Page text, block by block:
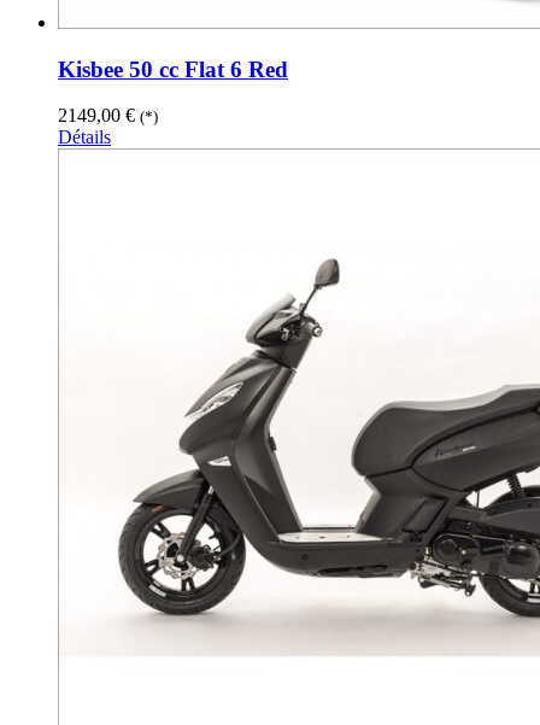
Kisbee 50 cc Flat 6 Red
2149,00 € (*)
Détails